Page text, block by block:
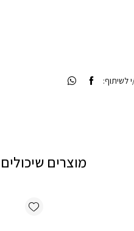
לשיתוף:
מוצרים
wishlist